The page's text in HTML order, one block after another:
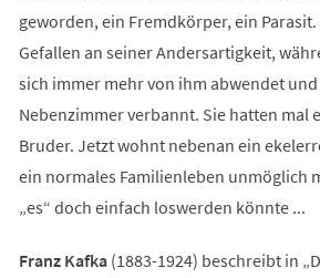
geworden, ein Fremdkörper, ein
Gefallen an seiner Andersartigkeit,
sich immer mehr von ihm abwendet
Nebenzimmer verbannt. Sie hatten mal
Bruder. Jetzt wohnt nebenan ein
ein normales Familienleben unmöglich
„es“ doch einfach loswerden könnte ...
Franz Kafka(1883-1924) beschreibt in